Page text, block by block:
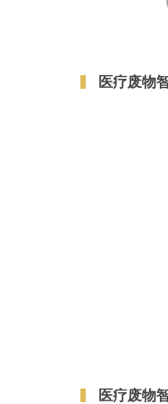
医疗废物
医疗废物